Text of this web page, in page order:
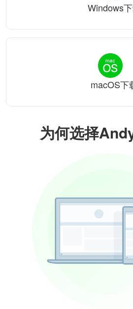
为何选择
Windows
macOS下